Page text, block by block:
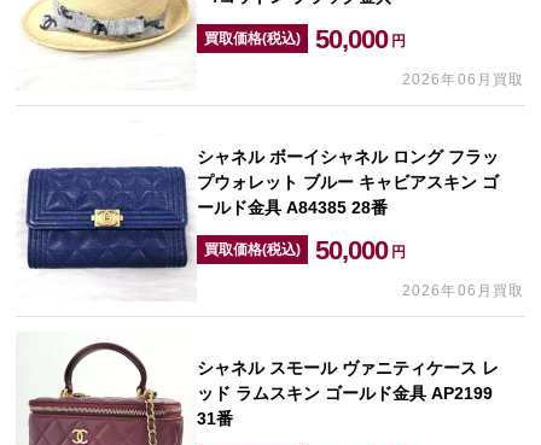
買取価格(税込) 50,000 円
2026年06月買取
シャネル ボーイシャネル ロング フラッ
プウォレット ブルー キャビアスキン ゴ
ールド金具 A84385 28番
買取価格(税込) 50,000 円
2026年06月買取
シャネル スモール ヴァニティケース レ
ッド ラムスキン ゴールド金具 AP2199
31番